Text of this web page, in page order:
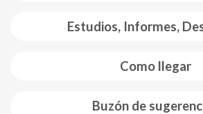
Estudios, Informes,
Como llegar
Buzón de